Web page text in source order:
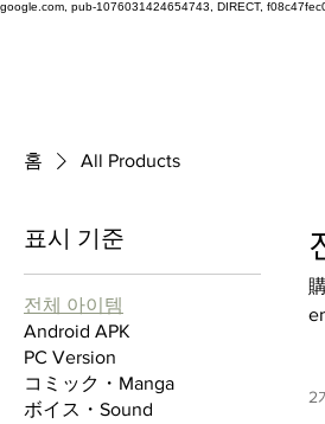
google.com, pub-1076031424654743, DIRECT,
홈 All Products
표시 기준
전체 아이템
Android APK
PC Version
コミック・Manga
ボイス・Sound
2